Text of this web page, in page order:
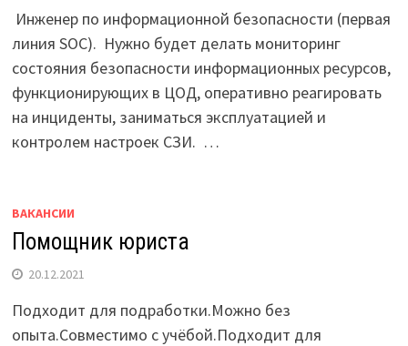
‍ Инженер по информационной безопасности (первая
линия SOC). Нужно будет делать мониторинг
состояния безопасности информационных ресурсов,
функционирующих в ЦОД, оперативно реагировать
на инциденты, заниматься эксплуатацией и
контролем настроек СЗИ. ‍ …
ВАКАНСИИ
Помощник юриста
20.12.2021
Подходит для подработки.Можно без
опыта.Совместимо с учёбой.Подходит для